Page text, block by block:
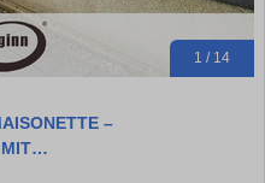
1 / 14
–
MIT…